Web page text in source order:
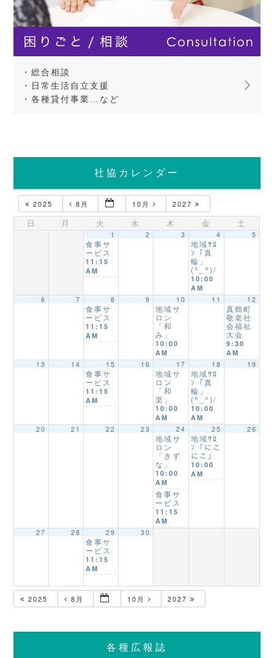
・総合相談
・日常生活自立支援
・各種貸付事業…など
社協カレンダー
2025 8月 10月 2027
日 月 火 水 木 金 土
1
食事サ
ービス
11:15
AM
2 3 4
地域ｻﾛ
ﾝ「真
輪」
(^_^)/
10:00
AM
5
6 7 8
食事サ
ービス
11:15
AM
9 10
地域サ
ロン
「和
み」
10:00
AM
11 12
真鶴町
敬老社
会福祉
大会
9:30
AM
13
14 15
食事サ
ービス
11:15
AM
16 17
地域サ
ロン
「和
楽」
10:00
AM
18
地域ｻﾛ
ﾝ「真
輪」
(^_^)/
10:00
AM
19
20 21 22 23 24
地域サ
ロン
「きず
な」
10:00
AM
食事サ
ービス
11:15
AM
25
地域ｻﾛ
ﾝ「にこ
にこ」
10:00
AM
26
27 28 29
食事サ
ービス
11:15
AM
30
2025 8月 10月 2027
各種広報誌